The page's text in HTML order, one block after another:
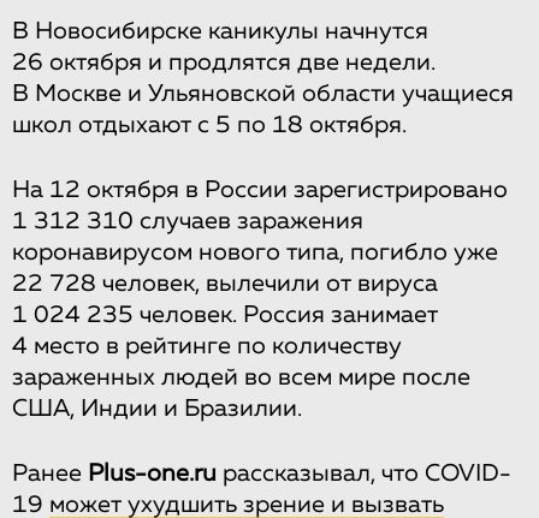
В Новосибирске каникулы начнутся
26 октября и продлятся две недели.
В Москве и Ульяновской области учащиеся
школ отдыхают с 5 по 18 октября.
На 12 октября в России зарегистрировано
1 312 310 случаев заражения
коронавирусом нового типа, погибло уже
22 728 человек, вылечили от вируса
1 024 235 человек. Россия занимает
4 место в рейтинге по количеству
зараженных людей во всем мире после
США, Индии и Бразилии.
Ранее Plus-one.ru рассказывал, что COVID-
19 может ухудшить зрение и вызвать